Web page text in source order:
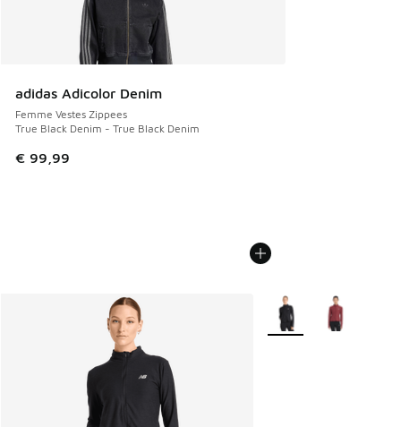
adidas Adicolor Denim
Femme Vestes Zippees
True Black Denim - True Black Denim
€ 99,99
Plus de couleurs